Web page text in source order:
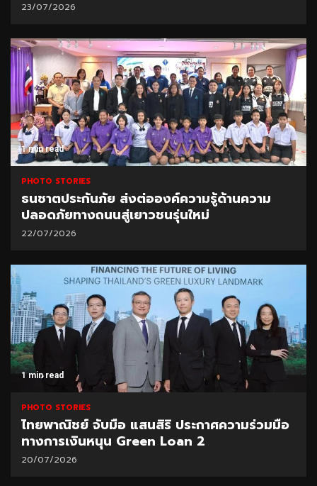
23/07/2026
1 min read
PHOTO STORIES
ธนชาตประกันภัย ส่งต่อองค์ความรู้ด้านความ
ปลอดภัยทางถนนสู่เยาวชนรุ่นใหม่
22/07/2026
1 min read
PHOTO STORIES
ไทยพาณิชย์ จับมือ แสนสิริ ประกาศความร่วมมือ
ทางการเงินหนุน Green Loan 2
20/07/2026